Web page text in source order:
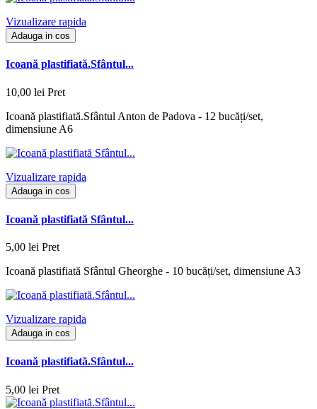
Vizualizare rapida
Adauga in cos
Icoană plastifiată.Sfântul...
10,00 lei Pret
Icoană plastifiată.Sfântul Anton de Padova - 12 bucăți/set,
dimensiune A6
Vizualizare rapida
Adauga in cos
Icoană plastifiată Sfântul...
5,00 lei Pret
Icoană plastifiată Sfântul Gheorghe - 10 bucăți/set, dimensiune A3
Vizualizare rapida
Adauga in cos
Icoană plastifiată.Sfântul...
5,00 lei Pret